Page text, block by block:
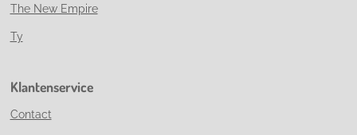
The New Empire
Ty
Klantenservice
Contact